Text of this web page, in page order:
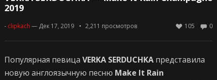
2019
- clipkach — Дек 17, 2019 2,211 просмотров 0
105
Популярная певица VERKA SERDUCHKAпредставила
новую англоязычную песню Make It Rain